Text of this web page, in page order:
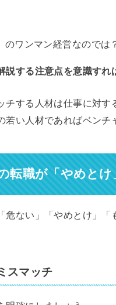
のワンマン経営なのでは
説する注意点を意識すれ
チする人材は仕事に対
若い人材であればベンチ
転職が「やめと
危ない」「やめとけ」
スマッチ